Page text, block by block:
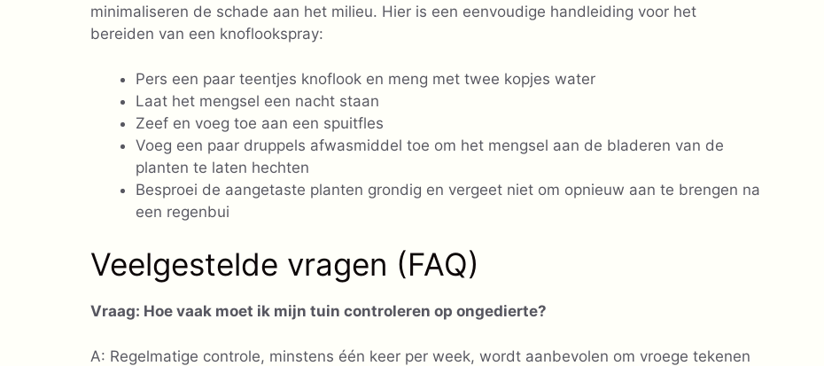
minimaliseren de schade aan het milieu. Hier is een eenvoudige handleiding voor het
bereiden van een knoflookspray:
Pers een paar teentjes knoflook en meng met twee kopjes water
Laat het mengsel een nacht staan
Zeef en voeg toe aan een spuitfles
Voeg een paar druppels afwasmiddel toe om het mengsel aan de bladeren van de
planten te laten hechten
Besproei de aangetaste planten grondig en vergeet niet om opnieuw aan te brengen na
een regenbui
Veelgestelde vragen (FAQ)
Vraag: Hoe vaak moet ik mijn tuin controleren op ongedierte?
A: Regelmatige controle, minstens één keer per week, wordt aanbevolen om vroege tekenen